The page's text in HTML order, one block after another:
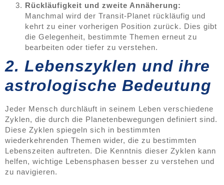
Rückläufigkeit und zweite Annäherung:
Manchmal wird der Transit-Planet rückläufig und
kehrt zu einer vorherigen Position zurück. Dies gibt
die Gelegenheit, bestimmte Themen erneut zu
bearbeiten oder tiefer zu verstehen.
2. Lebenszyklen und ihre
astrologische Bedeutung
Jeder Mensch durchläuft in seinem Leben verschiedene
Zyklen, die durch die Planetenbewegungen definiert sind.
Diese Zyklen spiegeln sich in bestimmten
wiederkehrenden Themen wider, die zu bestimmten
Lebenszeiten auftreten. Die Kenntnis dieser Zyklen kann
helfen, wichtige Lebensphasen besser zu verstehen und
zu navigieren.